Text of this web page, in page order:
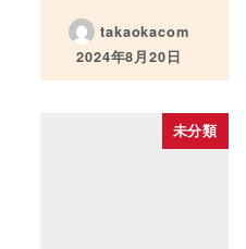
takaokacom
投稿日
2024年8月20日
未分類